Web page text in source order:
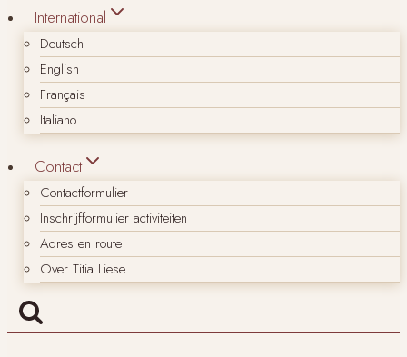
International
Deutsch
English
Français
Italiano
Contact
Contactformulier
Inschrijfformulier activiteiten
Adres en route
Over Titia Liese